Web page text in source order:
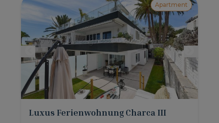
Apartment
Luxus Ferienwohnung Charca III